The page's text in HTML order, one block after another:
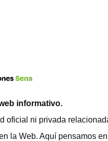
informativo.
oficial ni privada
la Web. Aquí pensamos